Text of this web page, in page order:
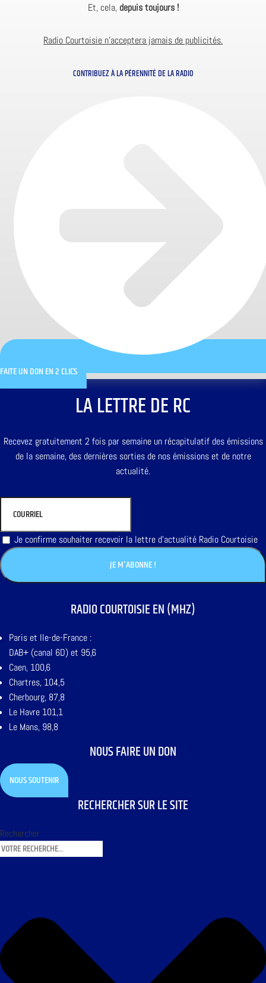
Et, cela, depuis toujours !
Radio Courtoisie n’acceptera jamais de publicités.
CONTRIBUEZ À LA PÉRENNITÉ DE LA RADIO
FAITE UN DON EN 2 CLICS
LA LETTRE DE RC
Recevez gratuitement 2 fois par semaine un récapitulatif des émissions
de la semaine, des dernières sorties de nos émissions et de notre
actualité.
Je confirme souhaiter recevoir la lettre d'actualité Radio Courtoisie
RADIO COURTOISIE EN (MHZ)
Paris et Ile-de-France :
DAB+ (canal 6D) et 95,6
Caen, 100,6
Chartres, 104,5
Cherbourg, 87,8
Le Havre 101,1
Le Mans, 98,8
NOUS FAIRE UN DON
NOUS SOUTENIR
RECHERCHER SUR LE SITE
Rechercher